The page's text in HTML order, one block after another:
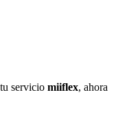
servicio miiflex, ahora